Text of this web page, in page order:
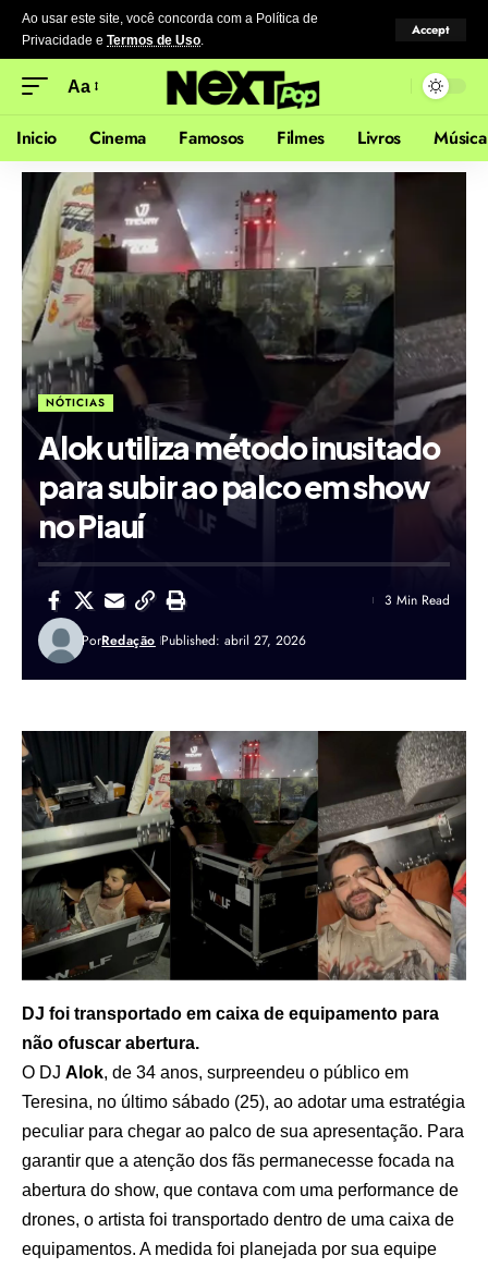
Ao usar este site, você concorda com a Política de
Privacidade e Termos de Uso.
Accept
Aa
Inicio Cinema Famosos Filmes Livros Música
NÓTICIAS
Alok utiliza método inusitado
para subir ao palco em show
no Piauí
PorRedação Published: abril 27, 2026
3 Min Read
DJ foi transportado em caixa de equipamento para
não ofuscar abertura.
O DJ Alok, de 34 anos, surpreendeu o público em
Teresina, no último sábado (25), ao adotar uma estratégia
peculiar para chegar ao palco de sua apresentação. Para
garantir que a atenção dos fãs permanecesse focada na
abertura do show, que contava com uma performance de
drones, o artista foi transportado dentro de uma caixa de
equipamentos. A medida foi planejada por sua equipe